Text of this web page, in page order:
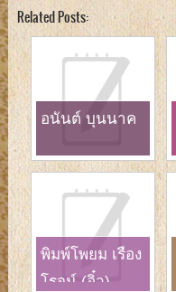
Related Posts:
อนันต์ บุนนาค
พิมพ์โพยม เรือง
โรจน์ (อิ๋ว)